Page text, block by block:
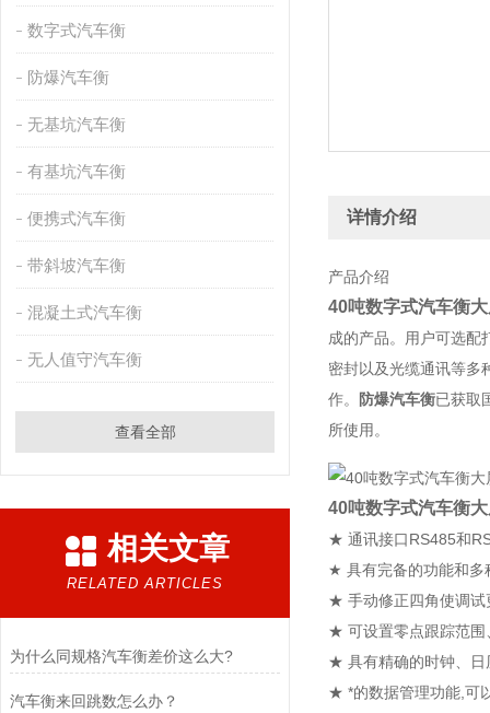
数字式汽车衡
防爆汽车衡
无基坑汽车衡
有基坑汽车衡
便携式汽车衡
带斜坡汽车衡
混凝土式汽车衡
无人值守汽车衡
查看全部
相关文章
RELATED ARTICLES
为什么同规格汽车衡差价这么大?
汽车衡来回跳数怎么办？
详情介绍
产品介绍
40吨数字式汽车衡
成的产品。用户可选配
密封以及光缆通讯等多
作。
防爆汽车衡已获取
所使用。
40吨数字式汽车衡
★ 通讯接口RS485和
★ 具有完备的功能和多
★ 手动修正四角使调试
★ 可设置零点跟踪范围
★ 具有精确的时钟、日
★ *的数据管理功能,可